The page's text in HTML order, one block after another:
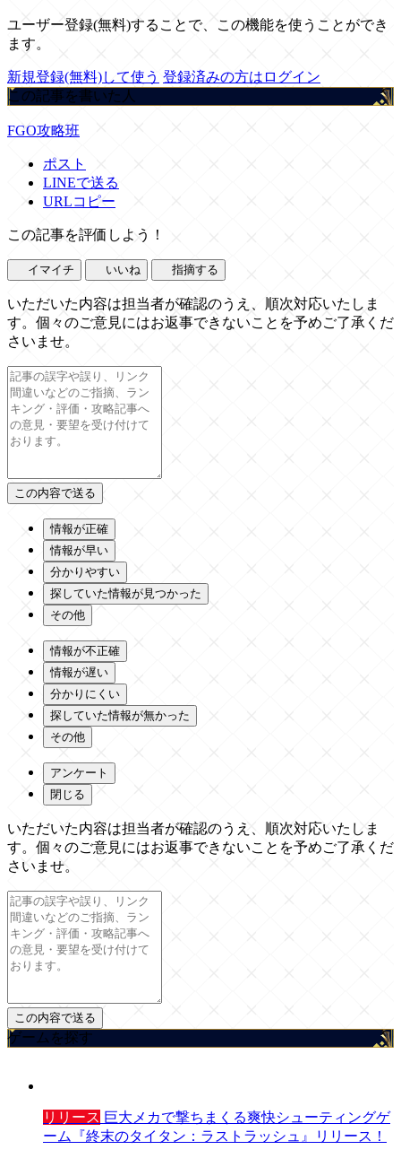
ユーザー登録(無料)することで、この機能を使うことができ
ます。
新規登録(無料)して使う 登録済みの方はログイン
この記事を書いた人
FGO攻略班
ポスト
LINEで送る
URLコピー
この記事を評価しよう！
イマイチ いいね 指摘する
いただいた内容は担当者が確認のうえ、順次対応いたしま
す。個々のご意見にはお返事できないことを予めご了承くだ
さいませ。
情報が正確
情報が早い
分かりやすい
探していた情報が見つかった
その他
情報が不正確
情報が遅い
分かりにくい
探していた情報が無かった
その他
アンケート
閉じる
いただいた内容は担当者が確認のうえ、順次対応いたしま
す。個々のご意見にはお返事できないことを予めご了承くだ
さいませ。
ゲームを探す
リリース 巨大メカで撃ちまくる爽快シューティングゲ
ーム『終末のタイタン：ラストラッシュ』リリース！